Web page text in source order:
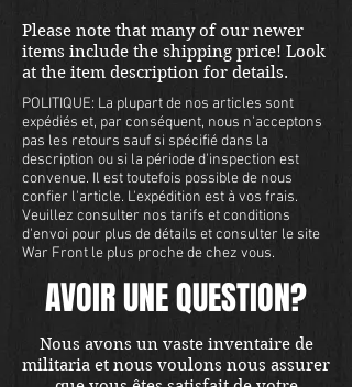
Please note that many of our newer
items include the shipping price! Look
at the item description for details.
POLITIQUE: La plupart de nos articles sont
expédiés et, par conséquent, nous n'acceptons
pas les retours sauf si spécifié dans la
description ou si la période d'inspection est
convenue. Il est toutefois possible de nous
confier l'article. L'expédition est à vos frais.
Veuillez consulter nos tarifs et conditions
d'envoi pour plus de détails et consulter le site
War Front le plus proche de chez vous.
AVOIR UNE QUESTION?
Nous avons un vaste inventaire de
militaria et nous voulons nous assurer